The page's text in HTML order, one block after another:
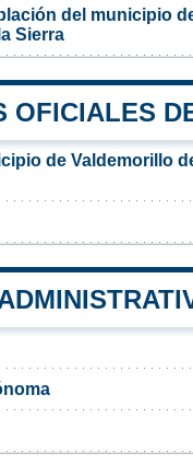
del municipio
Sierra
OFICIALES
de Valdemorillo